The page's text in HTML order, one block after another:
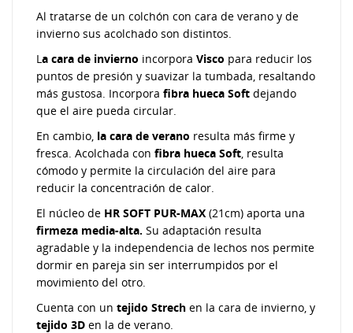
Al tratarse de un colchón con cara de verano y de
invierno sus acolchado son distintos.
La cara de invierno incorpora Visco para reducir los
puntos de presión y suavizar la tumbada, resaltando
más gustosa. Incorpora fibra hueca Soft dejando
que el aire pueda circular.
En cambio, la cara de verano resulta más firme y
fresca. Acolchada con fibra hueca Soft, resulta
cómodo y permite la circulación del aire para
reducir la concentración de calor.
El núcleo de HR SOFT PUR-MAX (21cm) aporta una
firmeza media-alta. Su adaptación resulta
agradable y la independencia de lechos nos permite
dormir en pareja sin ser interrumpidos por el
movimiento del otro.
Cuenta con un tejido Strech en la cara de invierno, y
tejido 3D en la de verano.